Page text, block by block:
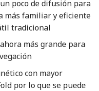
poco de difusión para
más familiar y eficiente
tradicional
más grande para
con mayor
por lo que se puede